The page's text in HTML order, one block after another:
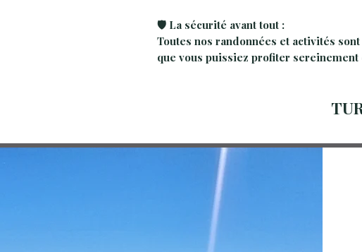
🛡️ La sécurité avant tout :
Toutes nos randonnées et activités
que vous puissiez profiter sereinement